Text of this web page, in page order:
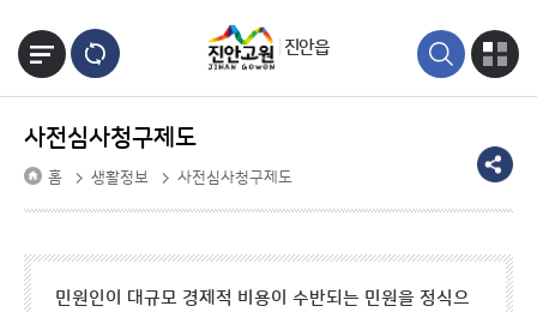
진안읍
사전심사청구제도
홈 생활정보 사전심사청구제도
민원인이 대규모 경제적 비용이 수반되는 민원을 정식으